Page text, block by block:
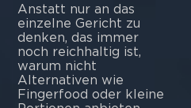
Anstatt nur an das
einzelne Gericht zu
denken, das immer
noch reichhaltig ist,
warum nicht
Alternativen wie
Fingerfood oder kleine